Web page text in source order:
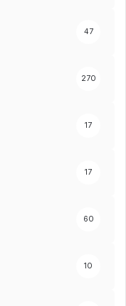
47
270
17
17
60
10